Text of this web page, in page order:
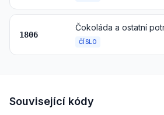
1806
ČÍSLO
Související kódy